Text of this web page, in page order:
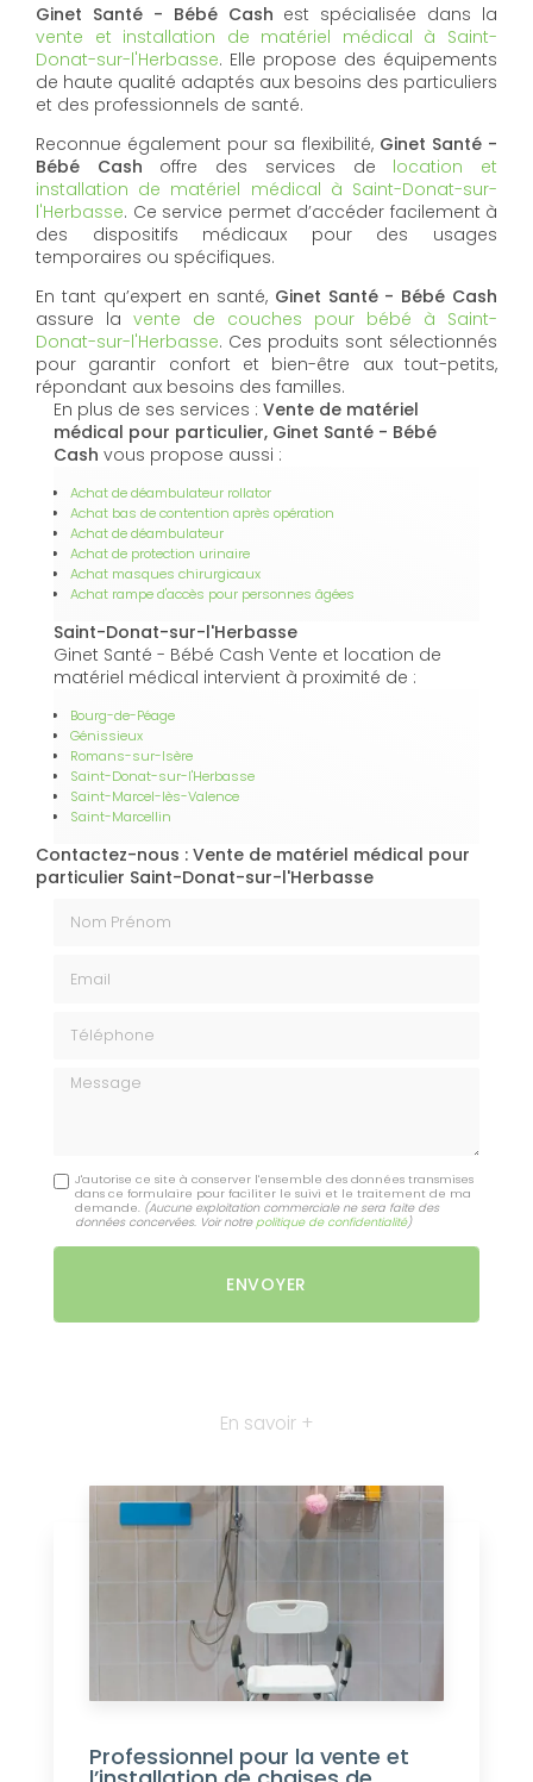
Ginet Santé - Bébé Cash est spécialisée dans la
vente et installation de matériel médical à Saint-
Donat-sur-l'Herbasse. Elle propose des équipements
de haute qualité adaptés aux besoins des particuliers
et des professionnels de santé.
Reconnue également pour sa flexibilité, Ginet Santé -
Bébé Cash offre des services de location et
installation de matériel médical à Saint-Donat-sur-
l'Herbasse. Ce service permet d’accéder facilement à
des dispositifs médicaux pour des usages
temporaires ou spécifiques.
En tant qu’expert en santé, Ginet Santé - Bébé Cash
assure la vente de couches pour bébé à Saint-
Donat-sur-l'Herbasse. Ces produits sont sélectionnés
pour garantir confort et bien-être aux tout-petits,
répondant aux besoins des familles.
En plus de ses services : Vente de matériel
médical pour particulier, Ginet Santé - Bébé
Cash vous propose aussi :
Achat de déambulateur rollator
Achat bas de contention après opération
Achat de déambulateur
Achat de protection urinaire
Achat masques chirurgicaux
Achat rampe d'accès pour personnes âgées
Saint-Donat-sur-l'Herbasse
Ginet Santé - Bébé Cash Vente et location de
matériel médical intervient à proximité de :
Bourg-de-Péage
Génissieux
Romans-sur-Isère
Saint-Donat-sur-l'Herbasse
Saint-Marcel-lès-Valence
Saint-Marcellin
Contactez-nous : Vente de matériel médical pour
particulier Saint-Donat-sur-l'Herbasse
Message
J'autorise ce site à conserver l'ensemble des données transmises
dans ce formulaire pour faciliter le suivi et le traitement de ma
demande. (Aucune exploitation commerciale ne sera faite des
données concervées. Voir notre politique de confidentialité)
En savoir +
Professionnel pour la vente et